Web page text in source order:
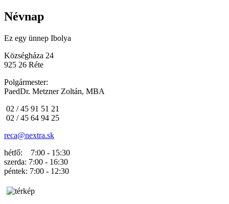
Névnap
Ez egy ünnep Ibolya
Községháza 24
925 26 Réte
Polgármester:
PaedDr. Metzner Zoltán, MBA
02 / 45 91 51 21
02 / 45 64 94 25
reca@nextra.sk
hétfő: 7:00 - 15:30
szerda: 7:00 - 16:30
péntek: 7:00 - 12:30